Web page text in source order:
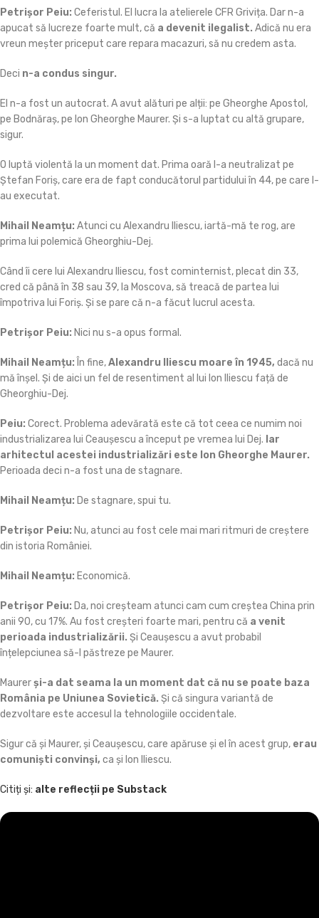
Petrișor Peiu: Ceferistul. El lucra la atelierele CFR Grivița. Dar n-a
apucat să lucreze foarte mult, că a devenit ilegalist. Adică nu era
vreun meșter priceput care repara macazuri, să nu credem asta.
Deci n-a condus singur.
El n-a fost un autocrat. A avut alături pe alții: pe Gheorghe Apostol,
pe Bodnăraș, pe Ion Gheorghe Maurer. Și s-a luptat cu altă grupare,
sigur.
O luptă violentă la un moment dat. Prima oară l-a neutralizat pe
Ștefan Foriș, care era de fapt conducătorul partidului în 44, pe care l-
au executat.
Mihail Neamțu: Atunci cu Alexandru Iliescu, iartă-mă te rog, are
prima lui polemică Gheorghiu-Dej.
Când îi cere lui Alexandru Iliescu, fost cominternist, plecat din 33,
cred că până în 38 sau 39, la Moscova, să treacă de partea lui
împotriva lui Foriș. Și se pare că n-a făcut lucrul acesta.
Petrișor Peiu: Nici nu s-a opus formal.
Mihail Neamțu: În fine,Alexandru Iliescu moare în 1945, dacă nu
mă înșel. Și de aici un fel de resentiment al lui Ion Iliescu față de
Gheorghiu-Dej.
Peiu: Corect. Problema adevărată este că tot ceea ce numim noi
industrializarea lui Ceaușescu a început pe vremea lui Dej. Iar
arhitectul acestei industrializări este Ion Gheorghe Maurer.
Perioada deci n-a fost una de stagnare.
Mihail Neamțu: De stagnare, spui tu.
Petrișor Peiu: Nu, atunci au fost cele mai mari ritmuri de creștere
din istoria României.
Mihail Neamțu: Economică.
Petrișor Peiu: Da, noi creșteam atunci cam cum creștea China prin
anii 90, cu 17%. Au fost creșteri foarte mari, pentru că a venit
perioada industrializării. Și Ceaușescu a avut probabil
înțelepciunea să-l păstreze pe Maurer.
Maurerși-a dat seama la un moment dat că nu se poate baza
România pe Uniunea Sovietică. Și că singura variantă de
dezvoltare este accesul la tehnologiile occidentale.
Sigur că și Maurer, și Ceaușescu, care apăruse și el în acest grup, erau
comuniști convinși, ca și Ion Iliescu.
Citiți și: alte reflecții pe Substack